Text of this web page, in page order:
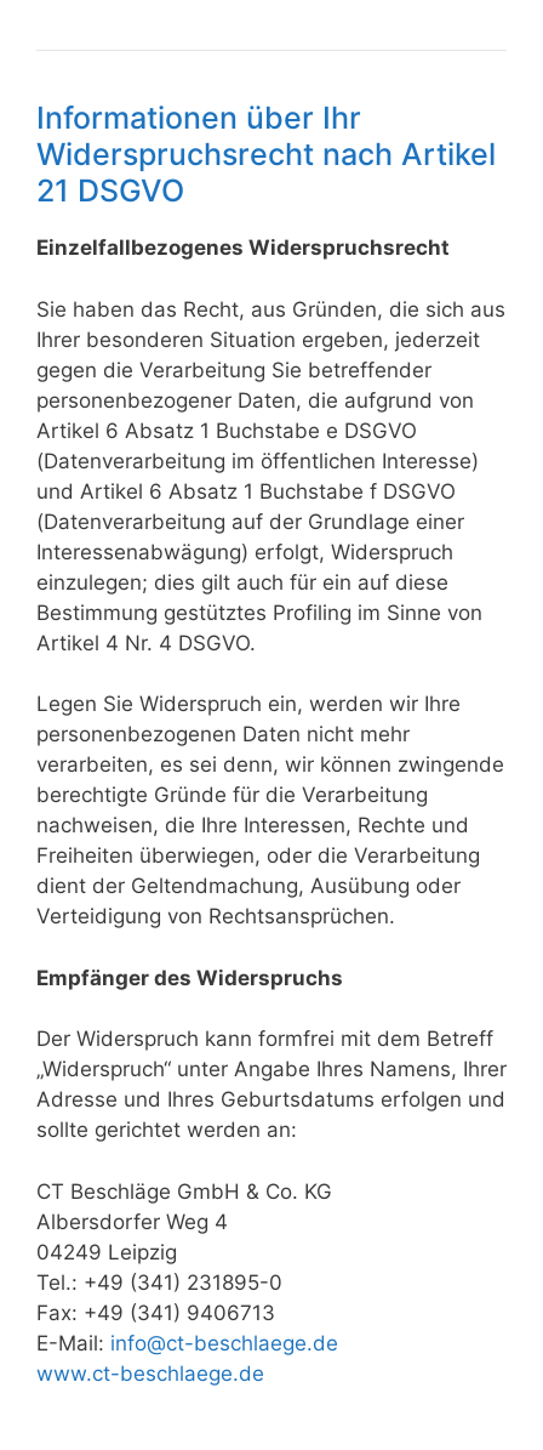
Informationen über Ihr
Widerspruchsrecht nach Artikel
21 DSGVO
Einzelfallbezogenes Widerspruchsrecht
Sie haben das Recht, aus Gründen, die sich aus
Ihrer besonderen Situation ergeben, jederzeit
gegen die Verarbeitung Sie betreffender
personenbezogener Daten, die aufgrund von
Artikel 6 Absatz 1 Buchstabe e DSGVO
(Datenverarbeitung im öffentlichen Interesse)
und Artikel 6 Absatz 1 Buchstabe f DSGVO
(Datenverarbeitung auf der Grundlage einer
Interessenabwägung) erfolgt, Widerspruch
einzulegen; dies gilt auch für ein auf diese
Bestimmung gestütztes Profiling im Sinne von
Artikel 4 Nr. 4 DSGVO.
Legen Sie Widerspruch ein, werden wir Ihre
personenbezogenen Daten nicht mehr
verarbeiten, es sei denn, wir können zwingende
berechtigte Gründe für die Verarbeitung
nachweisen, die Ihre Interessen, Rechte und
Freiheiten überwiegen, oder die Verarbeitung
dient der Geltendmachung, Ausübung oder
Verteidigung von Rechtsansprüchen.
Empfänger des Widerspruchs
Der Widerspruch kann formfrei mit dem Betreff
„Widerspruch“ unter Angabe Ihres Namens, Ihrer
Adresse und Ihres Geburtsdatums erfolgen und
sollte gerichtet werden an:
CT Beschläge GmbH & Co. KG
Albersdorfer Weg 4
04249 Leipzig
Tel.: +49 (341) 231895-0
Fax: +49 (341) 9406713
E-Mail: info@ct-beschlaege.de
www.ct-beschlaege.de